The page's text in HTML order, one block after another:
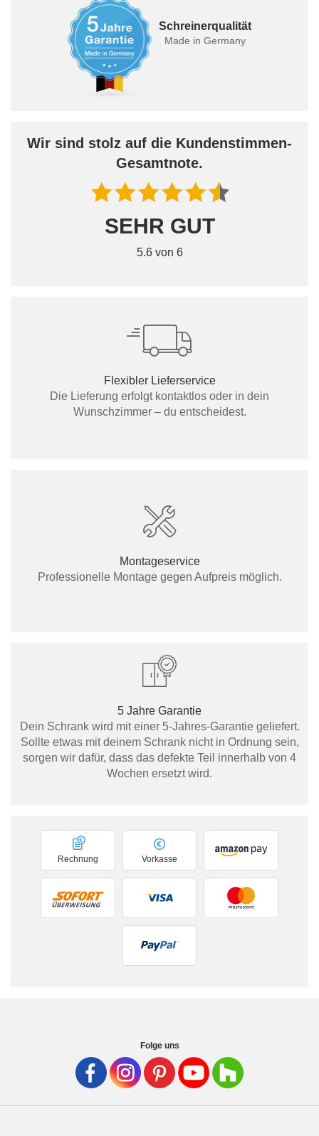
Schreinerqualität
Made in Germany
Wir sind stolz auf die Kundenstimmen-
Gesamtnote.
SEHR GUT
5.6 von 6
Flexibler Lieferservice
Die Lieferung erfolgt kontaktlos oder in dein
Wunschzimmer – du entscheidest.
Montageservice
Professionelle Montage gegen Aufpreis möglich.
5 Jahre Garantie
Dein Schrank wird mit einer 5-Jahres-Garantie geliefert.
Sollte etwas mit deinem Schrank nicht in Ordnung sein,
sorgen wir dafür, dass das defekte Teil innerhalb von 4
Wochen ersetzt wird.
Vorkasse
Rechnung
Folge uns